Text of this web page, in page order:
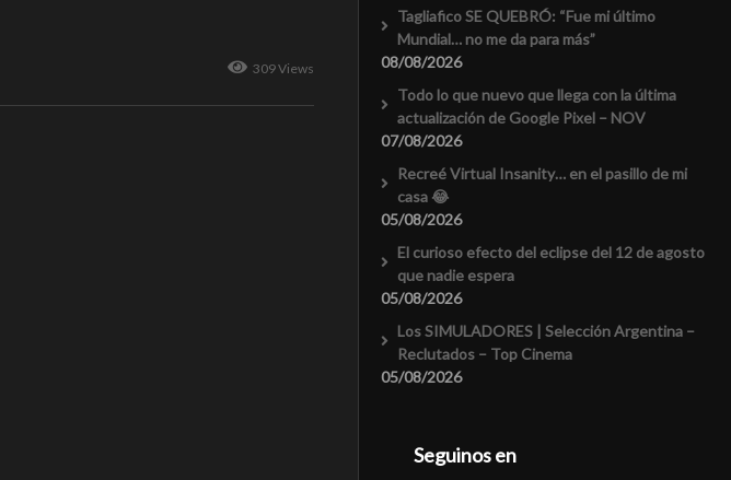
309 Views
Tagliafico SE QUEBRÓ: “Fue mi último
Mundial… no me da para más”
08/08/2026
Todo lo que nuevo que llega con la última
actualización de Google Pixel – NOV
07/08/2026
Recreé Virtual Insanity… en el pasillo de mi
casa 😂
05/08/2026
El curioso efecto del eclipse del 12 de agosto
que nadie espera
05/08/2026
Los SIMULADORES | Selección Argentina –
Reclutados – Top Cinema
05/08/2026
Seguinos en